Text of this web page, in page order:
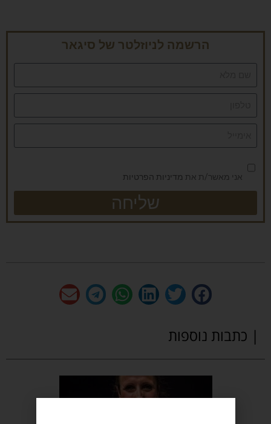
הרשמה לניוזלטר של סיגאר
אני מאשר/ת את מדיניות הפרטיות
שליחה
| כתבות נוספות